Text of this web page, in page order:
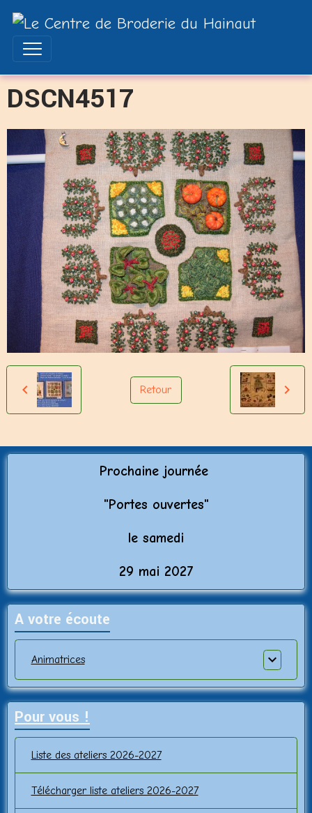
DSCN4517
Retour
Prochaine journée
"Portes ouvertes"
le samedi
29 mai 2027
A votre écoute
Animatrices
Pour vous !
Liste des ateliers 2026-2027
Télécharger liste ateliers 2026-2027